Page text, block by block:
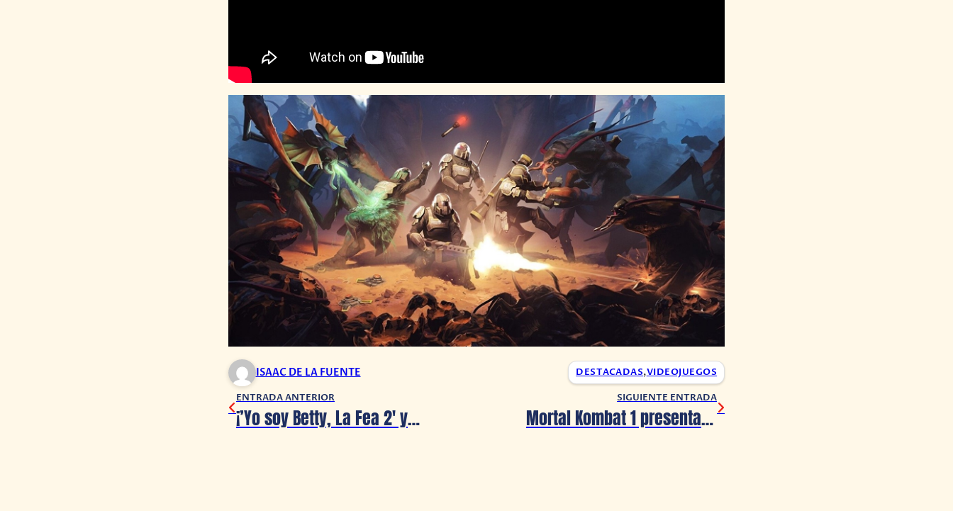
ISAAC DE LA FUENTE DESTACADAS,VIDEOJUEGOS
ENTRADA ANTERIOR
¡’Yo soy Betty, La Fea 2′ ya está en desarrollo!
SIGUIENTE ENTRADA
Mortal Kombat 1 presenta a Smoke y Rain en un nuevo vídeo